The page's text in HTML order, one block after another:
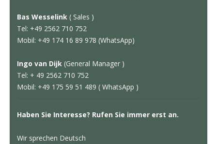
Bas Wesselink ( Sales )
Tel: +49 2562 710 752
Mobil: +49 174 16 89 978 (WhatsApp)
Ingo van Dijk (General Manager )
Tel: + 49 2562 710 752
Mobil: +49 175 59 51 489 ( WhatsApp )
Haben Sie Interesse? Rufen Sie immer erst an.
Wir sprechen Deutsch